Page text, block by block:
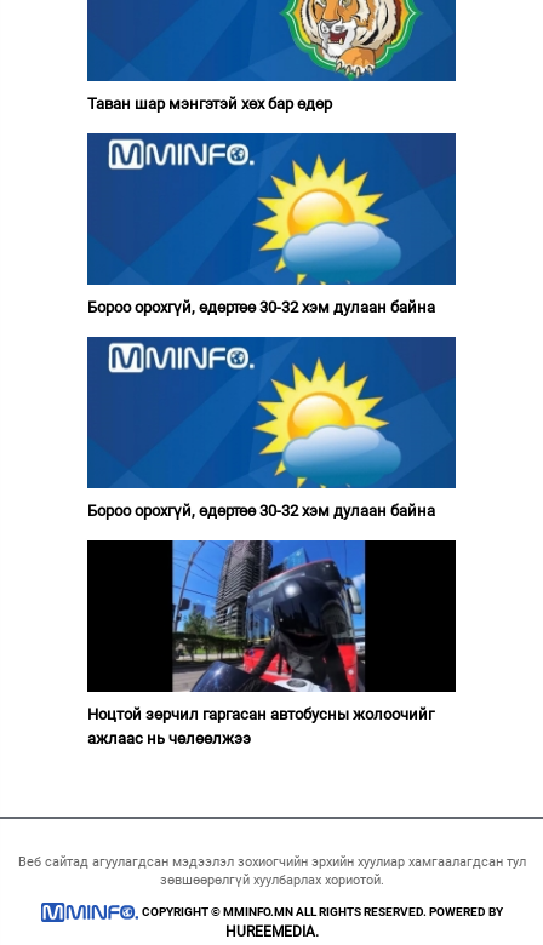
Таван шар мэнгэтэй хөх бар өдөр
Бороо орохгүй, өдөртөө 30-32 хэм дулаан байна
Бороо орохгүй, өдөртөө 30-32 хэм дулаан байна
Ноцтой зөрчил гаргасан автобусны жолоочийг
ажлаас нь чөлөөлжээ
Веб сайтад агуулагдсан мэдээлэл зохиогчийн эрхийн хуулиар хамгаалагдсан тул
зөвшөөрөлгүй хуулбарлах хориотой.
COPYRIGHT © MMINFO.MN ALL RIGHTS RESERVED. POWERED BY
HUREEMEDIA.